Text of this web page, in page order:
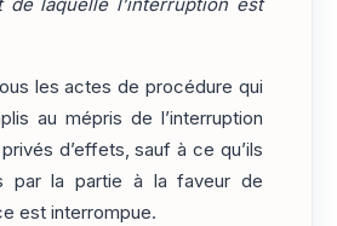
laquelle l’interruption est
les actes de procédure qui
au mépris de l’interruption
d’effets, sauf à ce qu’ils
par la partie à la faveur de
est interrompue.